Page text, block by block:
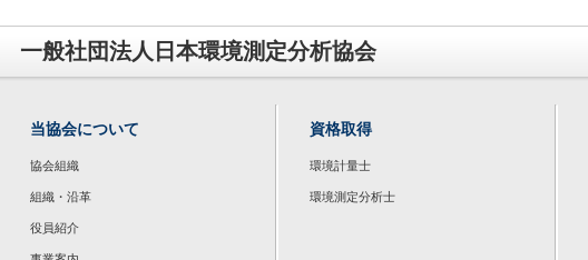
一般社団法人日本環境測定分析協会
当協会について
協会組織
組織・沿革
役員紹介
資格取得
環境計量士
環境測定分析士